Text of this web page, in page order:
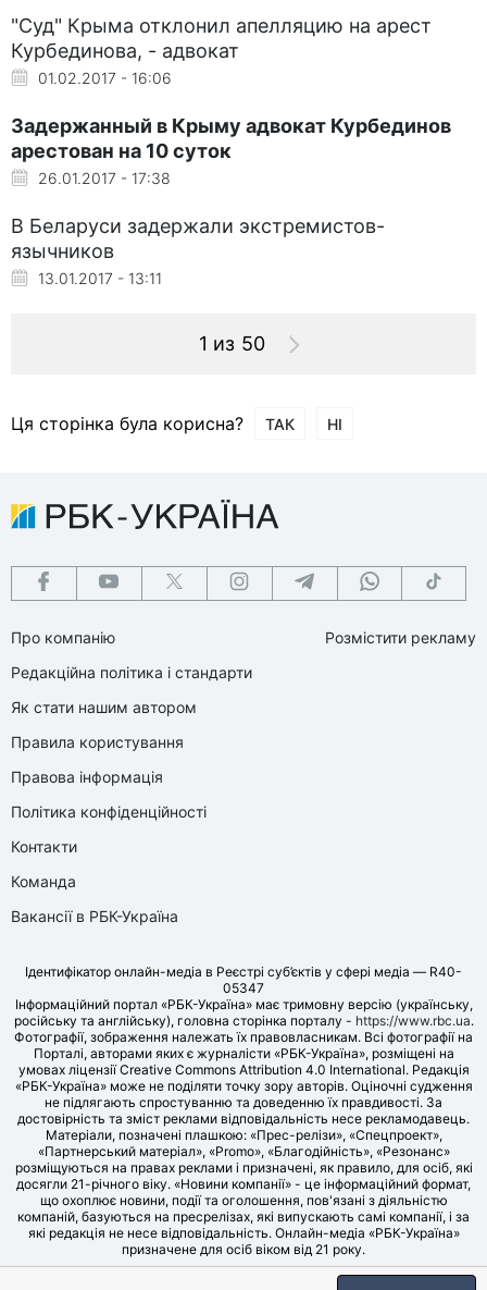
"Суд" Крыма отклонил апелляцию на арест
Курбединова, - адвокат
01.02.2017 - 16:06
Задержанный в Крыму адвокат Курбединов
арестован на 10 суток
26.01.2017 - 17:38
В Беларуси задержали экстремистов-
язычников
13.01.2017 - 13:11
1 из 50
Ця сторінка була корисна? ТАК НІ
Про компанію
Редакційна політика і стандарти
Як стати нашим автором
Правила користування
Правова інформація
Політика конфіденційності
Контакти
Команда
Вакансії в РБК-Україна
Розмістити рекламу
Ідентифікатор онлайн-медіа в Реєстрі суб’єктів у сфері медіа — R40-
05347
Інформаційний портал «РБК-Україна» має тримовну версію (українську,
російську та англійську), головна сторінка порталу - https://www.rbc.ua.
Фотографії, зображення належать їх правовласникам. Всі фотографії на
Порталі, авторами яких є журналісти «РБК-Україна», розміщені на
умовах ліцензії Creative Commons Attribution 4.0 International. Редакція
«РБК-Україна» може не поділяти точку зору авторів. Оціночні судження
не підлягають спростуванню та доведенню їх правдивості. За
достовірність та зміст реклами відповідальність несе рекламодавець.
Матеріали, позначені плашкою: «Прес-релізи», «Спецпроект»,
«Партнерський матеріал», «Promo», «Благодійність», «Резонанс»
розміщуються на правах реклами і призначені, як правило, для осіб, які
досягли 21-річного віку. «Новини компанії» - це інформаційний формат,
що охоплює новини, події та оголошення, пов'язані з діяльністю
компаній, базуються на пресрелізах, які випускають самі компанії, і за
які редакція не несе відповідальність. Онлайн-медіа «РБК-Україна»
призначене для осіб віком від 21 року.
© LLC «UBT MEDIA», 2006-2026.